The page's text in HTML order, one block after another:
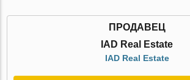
ПРОДАВЕЦ
IAD Real Estate
IAD Real Estate